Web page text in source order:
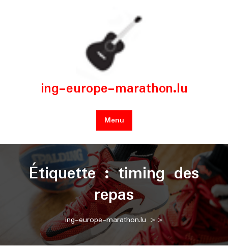
ing-europe-marathon.lu
Menu
Étiquette :timing des
repas
ing-europe-marathon.lu >>